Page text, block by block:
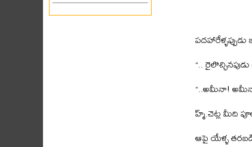
“..
“..అమీనా!
హ్మ్.చెట్ల మీది
ఆపై యేళ్ళ తరబడి